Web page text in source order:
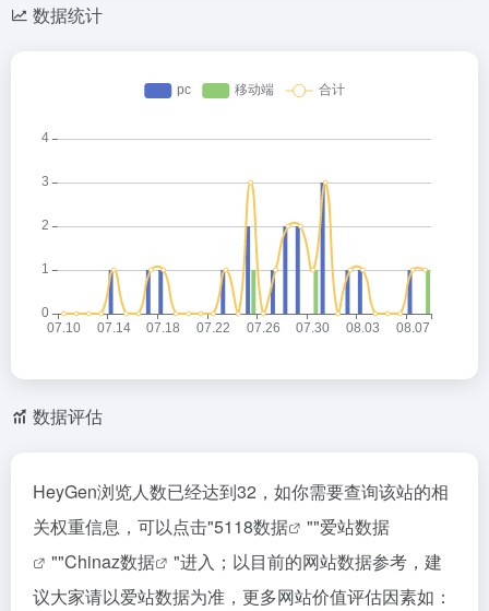
数据统计
数据评估
HeyGen浏览人数已经达到32，如你需要查询该站的相
关权重信息，可以点击"5118数据 ""爱站数据
""Chinaz数据
"进入；以目前的网站数据参考，建
议大家请以爱站数据为准，更多网站价值评估因素如：